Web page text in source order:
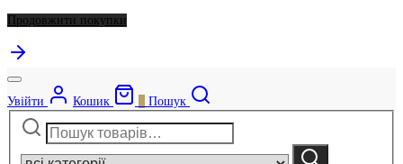
Продовжити покупки
Увійти Кошик
Пошук
Шукати:
category:
Шукати